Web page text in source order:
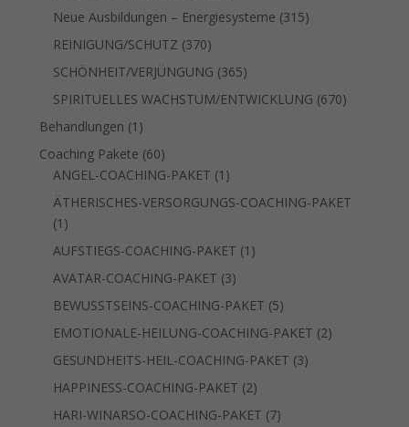
Produkte
Neue Ausbildungen – Energiesysteme 315315
REINIGUNG/SCHUTZ 370370
Produkte
SCHÖNHEIT/VERJÜNGUNG 365365
Produkte
SPIRITUELLES WACHSTUM/ENTWICKLUNG 670670
Behandlungen 1 1
Produkt
Coaching Pakete 6060
Produkte
ANGEL-COACHING-PAKET 1 1
Produkt
ÄTHERISCHES-VERSORGUNGS-COACHING-PAKET
1 1
Produkt
AUFSTIEGS-COACHING-PAKET 1 1
AVATAR-COACHING-PAKET 33
Produkte
BEWUSSTSEINS-COACHING-PAKET 55
Produkte
EMOTIONALE-HEILUNG-COACHING-PAKET 22
GESUNDHEITS-HEIL-COACHING-PAKET 33
HAPPINESS-COACHING-PAKET 22
Produkte
HARI-WINARSO-COACHING-PAKET 77